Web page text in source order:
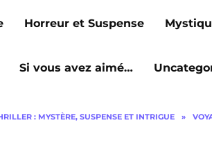
Horreur et Suspense
Si vous avez aimé…
: MYSTÈRE, SUSPENSE ET INTRIGUE »